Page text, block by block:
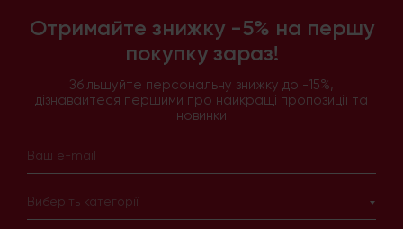
Отримайте знижку -5% на першу
покупку зараз!
Збільшуйте персональну знижку до -15%,
дізнавайтеся першими про найкращі пропозиції та
новинки
Виберіть категорії